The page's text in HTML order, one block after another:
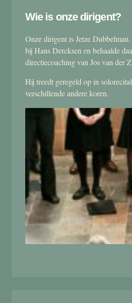
Wie is onze dirigent?
Onze dirigent is Jetze
bij Hans Dercksen en behaalde
directiecoaching van Jos van der
Hij treedt geregeld op in
verschillende andere koren.